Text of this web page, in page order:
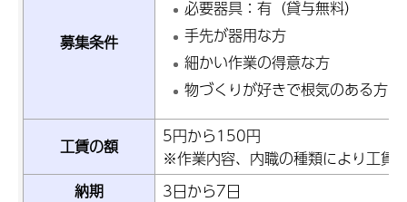
募集条件
必要器具：有（貸与無料）
手先が器用な方
細かい作業の得意な方
物づくりが好きで根気のある方
工賃の額
5円から150円
※作業内容、内職の種類により工賃
納期
3日から7日